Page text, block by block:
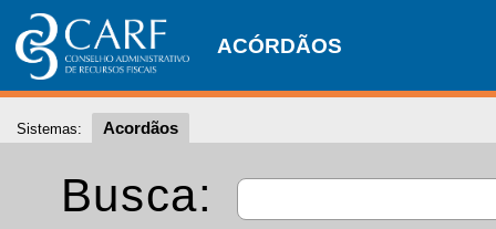
ACÓRDÃOS
Sistemas: Acordãos
Busca: